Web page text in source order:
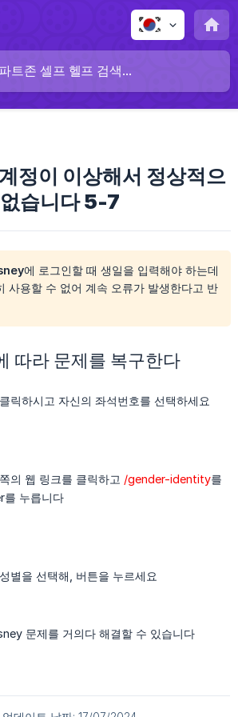
정이 이상해서 정상적으
습니다 5-7
에 로그인할 때 생일을 입력해야 하는데
사용할 수 없어 계속 오류가 발생한다고 반
따라 문제를 복구한다
릭하시고 자신의 좌석번호를 선택하세요
의 웹 링크를 클릭하고 /gender-identity를
를 누릅니다
별을 선택해, 버튼을 누르세요
문제를 거의다 해결할 수 있습니다